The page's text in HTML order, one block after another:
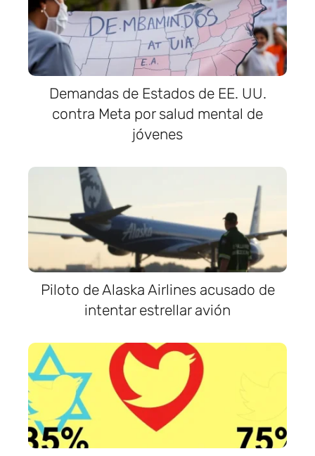
Demandas de Estados de EE. UU.
contra Meta por salud mental de
jóvenes
Piloto de Alaska Airlines acusado de
intentar estrellar avión